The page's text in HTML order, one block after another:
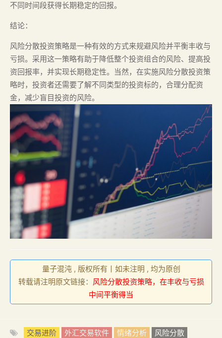
不同时间段获得长期稳定的回报。
结论：
风险分散投资策略是一种有效的方式来规避风险并平衡丰收与
亏损。采用这一策略有助于降低整个投资组合的风险、提高投
资回报率，并实现长期稳定性。当然，在实施风险分散投资策
略时，投资者还需要了解不同类型的投资标的，合理分配资
金，减少盲目投资的风险。
量子混沌 , 版权所有丨如未注明 , 均为原创
转载请注明原文链接： 风险分散投资策略，在丰收与亏损
中间平衡得当
交易进阶 外汇交易软件 情绪分析 风险分散